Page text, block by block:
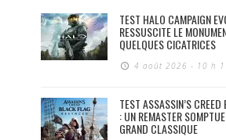
TEST HALO CAMPAIGN
RESSUSCITE LE
QUELQUES CICATRICES
4 août 2026 - 10 h
TEST ASSASSIN’S
: UN REMASTER
GRAND CLASSIQUE